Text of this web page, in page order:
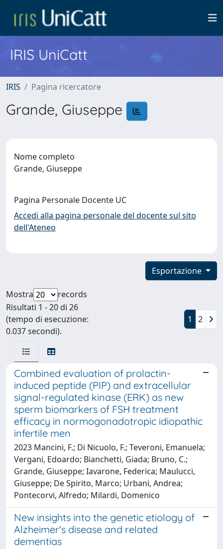
IRIS UniCatt
IRIS Pagina ricercatore
Grande, Giuseppe
Nome completo
Grande, Giuseppe
Pagina Personale Docente UC
Accedi alla pagina personale del docente sul sito
dell'Ateneo
Esportazione
Mostra
records
Risultati 1 - 20 di 26
(tempo di esecuzione:
0.037 secondi).
1 2
Combined evaluation of prolactin-
induced peptide (PIP) and extracellular
signal-regulated kinase (ERK) as new
sperm biomarkers of FSH treatment
efficacy in normogonadotropic idiopathic
infertile men
2023 Mancini, F.; Di Nicuolo, F.; Teveroni, Emanuela;
Vergani, Edoardo; Bianchetti, Giada; Bruno, C.;
Grande, Giuseppe; Iavarone, Federica; Maulucci,
Giuseppe; De Spirito, Marco; Urbani, Andrea;
Pontecorvi, Alfredo; Milardi, Domenico
New insights into the genetic etiology of
Alzheimer's disease and related
dementias